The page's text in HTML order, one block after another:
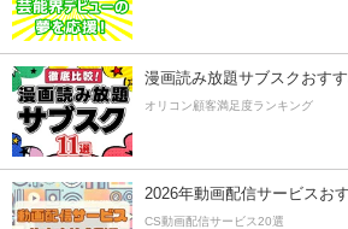
漫画読み放題サブスクおす
オリコン顧客満足度ランキング
2026年動画配信サービスお
CS動画配信サービス20選